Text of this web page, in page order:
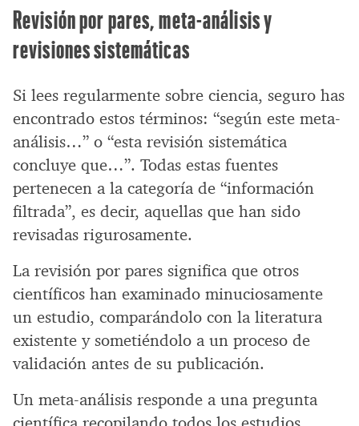
Revisión por pares, meta-análisis y
revisiones sistemáticas
Si lees regularmente sobre ciencia, seguro has
encontrado estos términos: “según este meta-
análisis…” o “esta revisión sistemática
concluye que…”. Todas estas fuentes
pertenecen a la categoría de “información
filtrada”, es decir, aquellas que han sido
revisadas rigurosamente.
La revisión por pares significa que otros
científicos han examinado minuciosamente
un estudio, comparándolo con la literatura
existente y sometiéndolo a un proceso de
validación antes de su publicación.
Un meta-análisis responde a una pregunta